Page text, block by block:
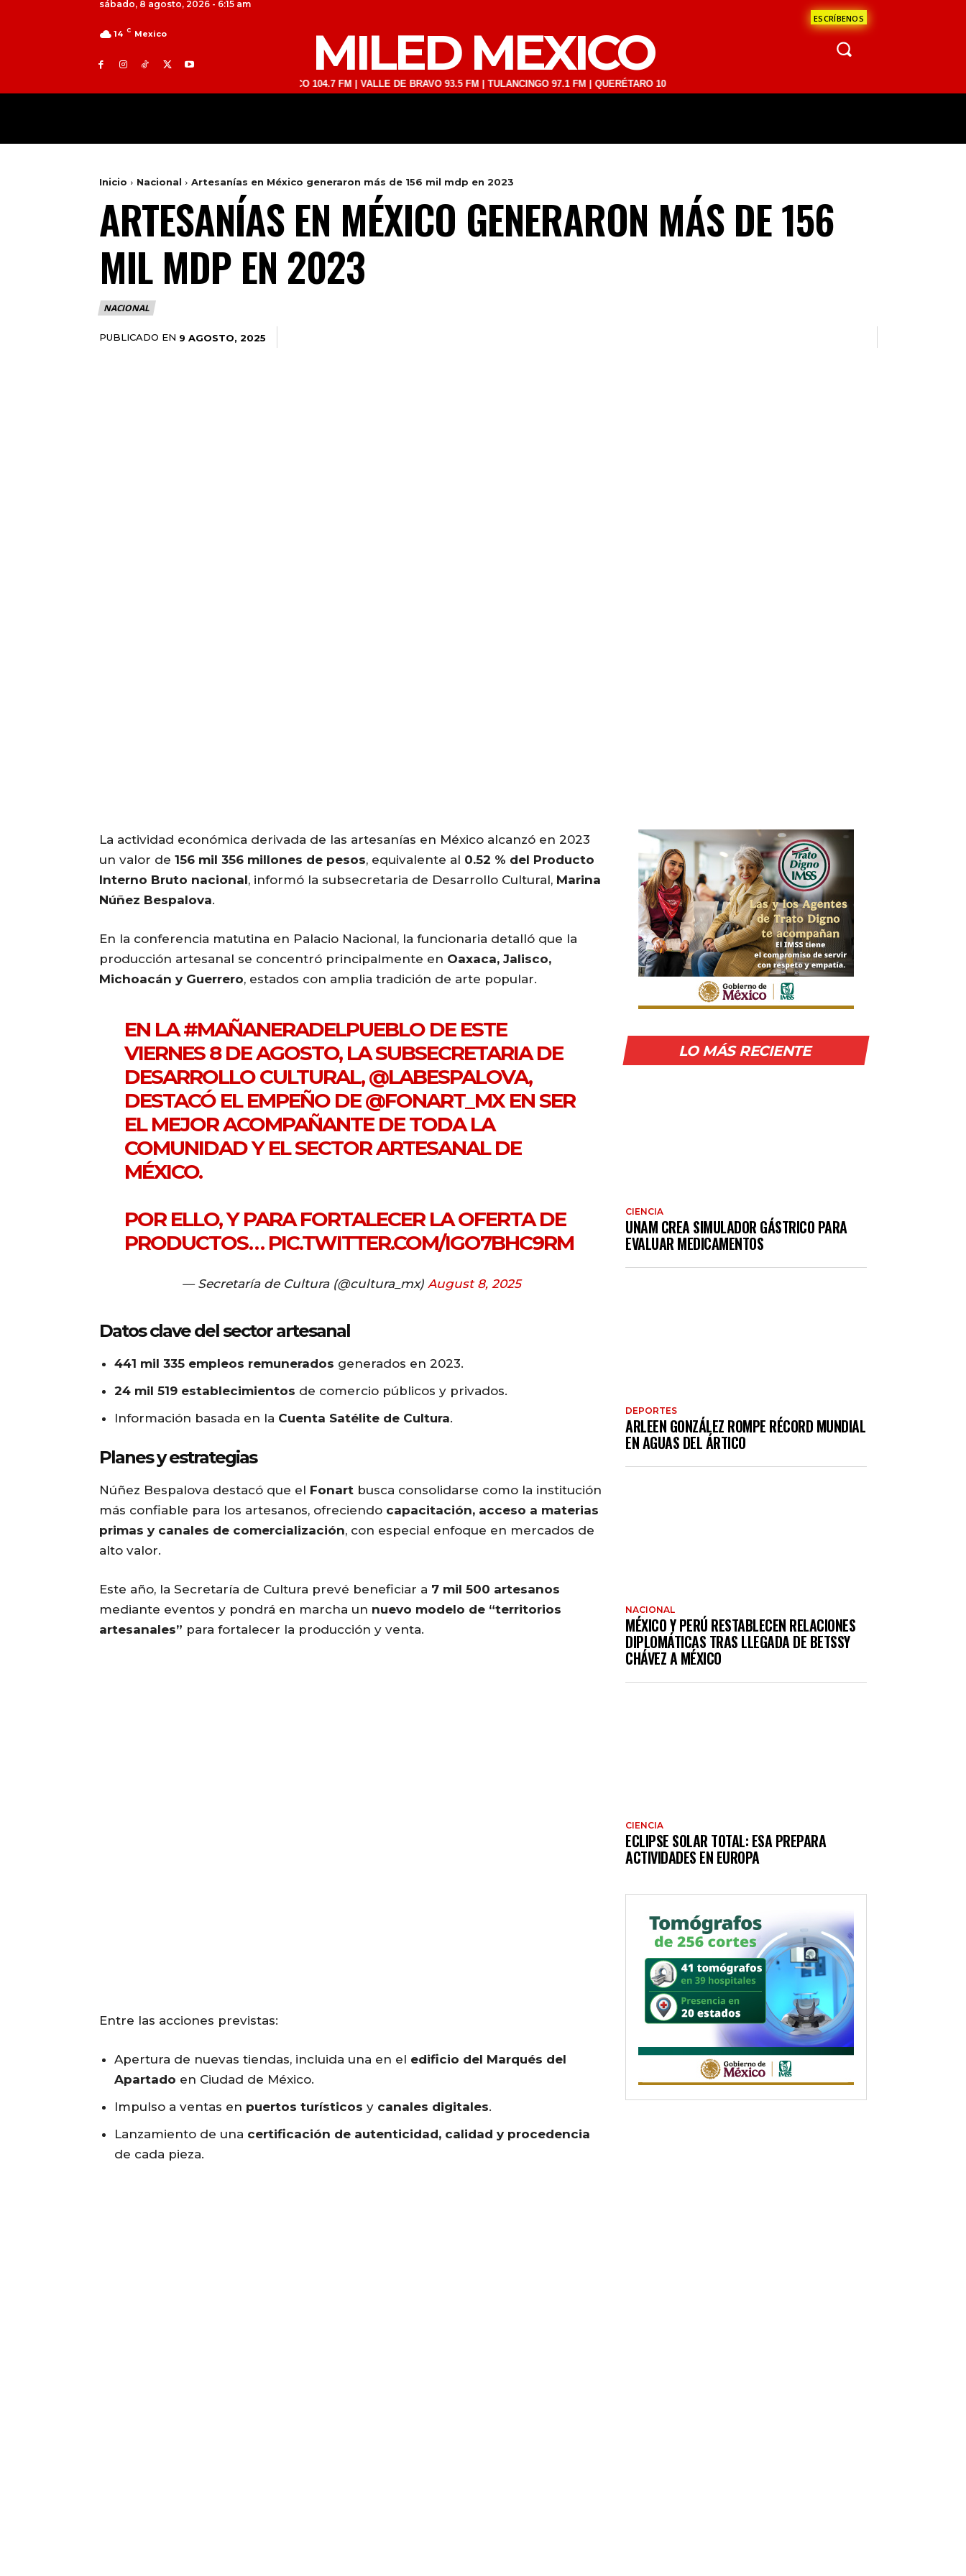
sábado, 8 agosto, 2026 - 6:15 am
ESCRÍBENOS
14 C Mexico MILED MEXICO
TOLUCA 98.9 FM | ATLACOMULCO 104.7 FM | VALLE DE BRAVO 93.5 FM | TULANCINGO 97.1 FM | QUERÉTARO 103.1 FM | SAN JUAN DEL RÍO 93.1 FM | GUADALAJARA 1510 AM | LA
Inicio Nacional Artesanías en México generaron más de 156 mil mdp en 2023
ARTESANÍAS EN MÉXICO GENERARON MÁS DE 156
MIL MDP EN 2023
NACIONAL
PUBLICADO EN 9 AGOSTO, 2025
La actividad económica derivada de las artesanías en México alcanzó en 2023
un valor de 156 mil 356 millones de pesos, equivalente al 0.52 % del Producto
Interno Bruto nacional, informó la subsecretaria de Desarrollo Cultural, Marina
Núñez Bespalova.
En la conferencia matutina en Palacio Nacional, la funcionaria detalló que la
producción artesanal se concentró principalmente en Oaxaca, Jalisco,
Michoacán y Guerrero, estados con amplia tradición de arte popular.
EN LA#MAÑANERADELPUEBLODE ESTE
VIERNES 8 DE AGOSTO, LA SUBSECRETARIA DE
DESARROLLO CULTURAL,@LABESPALOVA,
DESTACÓ EL EMPEÑO DE@FONART_MXEN SER
EL MEJOR ACOMPAÑANTE DE TODA LA
COMUNIDAD Y EL SECTOR ARTESANAL DE
MÉXICO.
POR ELLO, Y PARA FORTALECER LA OFERTA DE
PRODUCTOS… PIC.TWITTER.COM/IGO7BHC9RM
— Secretaría de Cultura (@cultura_mx) August 8, 2025
Datos clave del sector artesanal
441 mil 335 empleos remunerados generados en 2023.
24 mil 519 establecimientos de comercio públicos y privados.
Información basada en la Cuenta Satélite de Cultura.
Planes y estrategias
Núñez Bespalova destacó que el Fonart busca consolidarse como la institución
más confiable para los artesanos, ofreciendo capacitación, acceso a materias
primas y canales de comercialización, con especial enfoque en mercados de
alto valor.
Este año, la Secretaría de Cultura prevé beneficiar a 7 mil 500 artesanos
mediante eventos y pondrá en marcha un nuevo modelo de “territorios
artesanales” para fortalecer la producción y venta.
Entre las acciones previstas:
Apertura de nuevas tiendas, incluida una en el edificio del Marqués del
Apartado en Ciudad de México.
Impulso a ventas en puertos turísticos y canales digitales.
Lanzamiento de una certificación de autenticidad, calidad y procedencia
de cada pieza.
LO MÁS RECIENTE
CIENCIA
UNAM CREA SIMULADOR GÁSTRICO PARA
EVALUAR MEDICAMENTOS
DEPORTES
ARLEEN GONZÁLEZ ROMPE RÉCORD MUNDIAL
EN AGUAS DEL ÁRTICO
NACIONAL
MÉXICO Y PERÚ RESTABLECEN RELACIONES
DIPLOMÁTICAS TRAS LLEGADA DE BETSSY
CHÁVEZ A MÉXICO
CIENCIA
ECLIPSE SOLAR TOTAL: ESA PREPARA
ACTIVIDADES EN EUROPA